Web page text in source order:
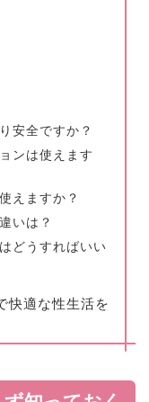
安全ですか？
ンは使えます
えますか？
いは？
どうすればいい
快適な性生活を